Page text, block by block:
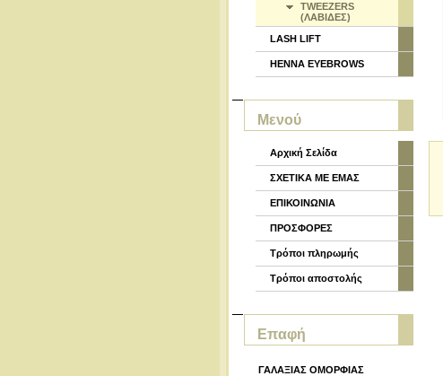
TWEEZERS
(ΛΑΒΙΔΕΣ)
LASH LIFT
HENNA EYEBROWS
Μενού
Αρχική Σελίδα
ΣΧΕΤΙΚΑ ΜΕ ΕΜΑΣ
ΕΠΙΚΟΙΝΩΝΙΑ
ΠΡΟΣΦΟΡΕΣ
Τρόποι πληρωμής
Τρόποι αποστολής
Επαφή
ΓΑΛΑΞΙΑΣ ΟΜΟΡΦΙΑΣ